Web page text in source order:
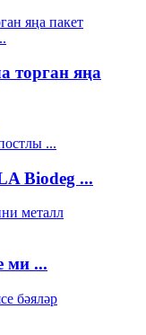
торган яңа
Biodeg ...
ми ...